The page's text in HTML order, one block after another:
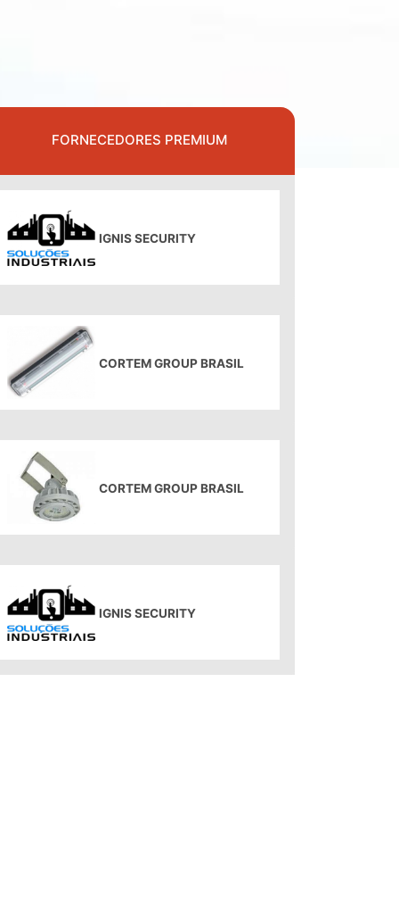
FORNECEDORES PREMIUM
IGNIS SECURITY
CORTEM GROUP BRASIL
CORTEM GROUP BRASIL
IGNIS SECURITY